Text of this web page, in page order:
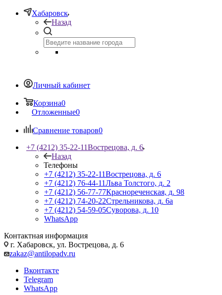
Хабаровск
Назад
Личный кабинет
Корзина0
Отложенные0
Сравнение товаров0
+7 (4212) 35-22-11Вострецова, д. 6
Назад
Телефоны
+7 (4212) 35-22-11Вострецова, д. 6
+7 (4212) 76-44-11Льва Толстого, д. 2
+7 (4212) 56-77-77Краснореченская, д. 98
+7 (4212) 74-20-22Стрельникова, д. 6а
+7 (4212) 54-59-05Суворова, д. 10
WhatsApp
Контактная информация
г. Хабаровск, ул. Вострецова, д. 6
zakaz@antilopadv.ru
Вконтакте
Telegram
WhatsApp